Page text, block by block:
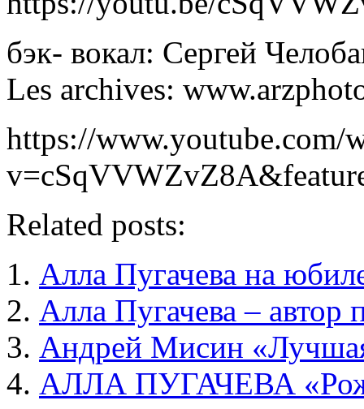
бэк- вокал: Сергей
Les archives:
https://www.youtube.com/
Related posts:
Алла Пугачева на
Алла Пугачева – автор
Андрей Мисин
АЛЛА ПУГАЧЕВА